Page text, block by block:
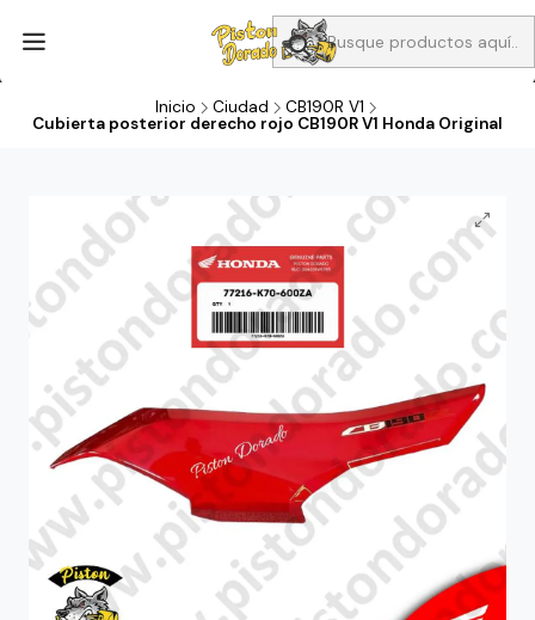
Aprovecha Compra 1 Aceites Full sintético o 1 Aceite semi
sintetico y el filtro de aire verde para la CB190R o CBF160M a 13
Inicio Ciudad
CB190R V1
Cubierta posterior derecho rojo CB190R V1 Honda Original